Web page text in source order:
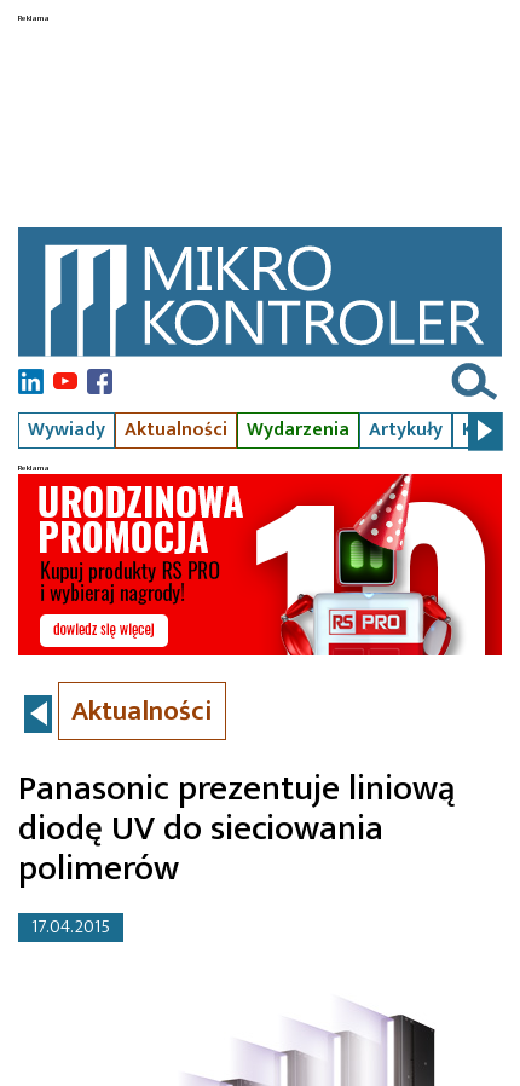
Wywiady Aktualności Wydarzenia Artykuły Kursy
Aktualności
Panasonic prezentuje liniową
diodę UV do sieciowania
polimerów
17.04.2015